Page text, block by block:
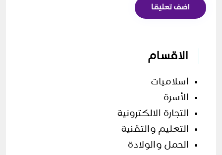
اضف تعليقا
الاقسام
اسلاميات
الأسرة
التجارة الالكترونية
التعليم والتقنية
الحمل والولادة